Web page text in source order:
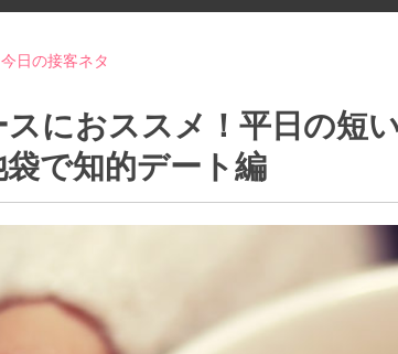
今日の接客ネタ
におススメ！平日の短
で知的デート編